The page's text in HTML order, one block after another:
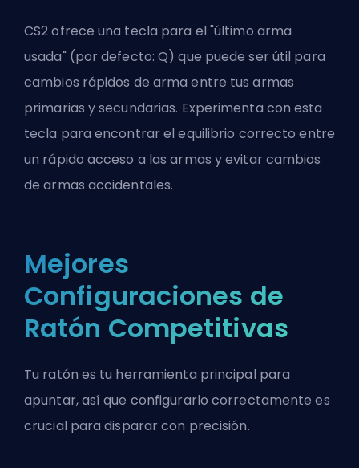
CS2 ofrece una tecla para el "último arma
usada" (por defecto: Q) que puede ser útil para
cambios rápidos de arma entre tus armas
primarias y secundarias. Experimenta con esta
tecla para encontrar el equilibrio correcto entre
un rápido acceso a las armas y evitar cambios
de armas accidentales.
Mejores
Configuraciones de
Ratón Competitivas
Tu ratón es tu herramienta principal para
apuntar, así que configurarlo correctamente es
crucial para disparar con precisión.